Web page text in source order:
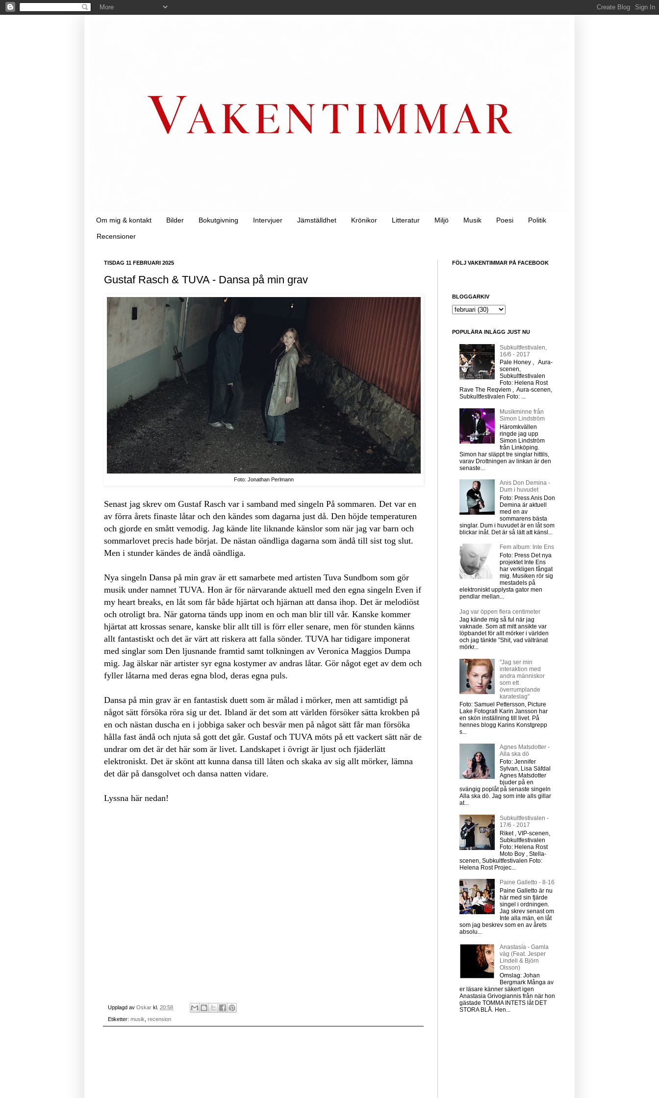
Om mig & kontakt Bilder Bokutgivning Intervjuer Jämställdhet Krönikor Litteratur Miljö Musik Poesi Politik
Recensioner
TISDAG 11 FEBRUARI 2025
Gustaf Rasch & TUVA - Dansa på min grav
Foto: Jonathan Perlmann
Senast jag skrev om Gustaf Rasch var i samband med singeln På sommaren. Det var en
av förra årets finaste låtar och den kändes som dagarna just då. Den höjde temperaturen
och gjorde en smått vemodig. Jag kände lite liknande känslor som när jag var barn och
sommarlovet precis hade börjat. De nästan oändliga dagarna som ändå till sist tog slut.
Men i stunder kändes de ändå oändliga.
Nya singeln Dansa på min grav är ett samarbete med artisten Tuva Sundbom som gör
musik under namnet TUVA. Hon är för närvarande aktuell med den egna singeln Even if
my heart breaks, en låt som får både hjärtat och hjärnan att dansa ihop. Det är melodiöst
och otroligt bra. När gatorna tänds upp inom en och man blir till vår. Kanske kommer
hjärtat att krossas senare, kanske blir allt till is förr eller senare, men för stunden känns
allt fantastiskt och det är värt att riskera att falla sönder. TUVA har tidigare imponerat
med singlar som Den ljusnande framtid samt tolkningen av Veronica Maggios Dumpa
mig. Jag älskar när artister syr egna kostymer av andras låtar. Gör något eget av dem och
fyller låtarna med deras egna blod, deras egna puls.
Dansa på min grav är en fantastisk duett som är målad i mörker, men att samtidigt på
något sätt försöka röra sig ur det. Ibland är det som att världen försöker sätta krokben på
en och nästan duscha en i jobbiga saker och besvär men på något sätt får man försöka
hålla fast ändå och njuta så gott det går. Gustaf och TUVA möts på ett vackert sätt när de
undrar om det är det här som är livet. Landskapet i övrigt är ljust och fjäderlätt
elektroniskt. Det är skönt att kunna dansa till låten och skaka av sig allt mörker, lämna
det där på dansgolvet och dansa natten vidare.
Lyssna här nedan!
Upplagd av Oskar kl. 20:58
Etiketter: musik recension
FÖLJ VAKENTIMMAR PÅ FACEBOOK
BLOGGARKIV
POPULÄRA INLÄGG JUST NU
Subkultfestivalen,
16/6 - 2017
Pale Honey , Aura-
scenen,
Subkultfestivalen
Foto: Helena Rost
Rave The Reqviem , Aura-scenen,
Subkultfestivalen Foto: ...
Musikminne från
Simon Lindström
Häromkvällen
ringde jag upp
Simon Lindström
från Linköping.
Simon har släppt tre singlar hittils,
varav Drottningen av linkan är den
senaste...
Anis Don Demina -
Dum i huvudet
Foto: Press Anis Don
Demina är aktuell
med en av
sommarens bästa
singlar. Dum i huvudet är en låt som
blickar inåt. Det är så lätt att känsl...
Fem album: Inte Ens
Foto: Press Det nya
projektet Inte Ens
har verkligen fångat
mig. Musiken rör sig
mestadels på
elektroniskt upplysta gator men
pendlar mellan...
Jag var öppen flera centimeter
Jag kände mig så ful när jag
vaknade. Som att mitt ansikte var
löpbandet för allt mörker i världen
och jag tänkte ”Shit, vad vältränat
mörkr...
"Jag ser min
interaktion med
andra människor
som ett
överrumplande
karateslag"
Foto: Samuel Pettersson, Picture
Lake Fotografi Karin Jansson har
en skön inställning till livet. På
hennes blogg Karins Konstgrepp
s...
Agnes Matsdotter -
Alla ska dö
Foto: Jennifer
Sylvan, Lisa Säfdal
Agnes Matsdotter
bjuder på en
svängig poplåt på senaste singeln
Alla ska dö. Jag som inte alls gillar
at...
Subkultfestivalen -
17/6 - 2017
Riket , VIP-scenen,
Subkultfestivalen
Foto: Helena Rost
Moto Boy , Stella-
scenen, Subkultfestivalen Foto:
Helena Rost Projec...
Paine Galletto - 8-16
Paine Galletto är nu
här med sin fjärde
singel i ordningen.
Jag skrev senast om
Inte alla män, en låt
som jag beskrev som en av årets
absolu...
Anastasía - Gamla
väg (Feat. Jesper
Lindell & Björn
Olsson)
Omslag: Johan
Bergmark Många av
er läsare känner säkert igen
Anastasia Grivogiannis från när hon
gästade TOMMA INTETS låt DET
STORA BLÅ. Hen...